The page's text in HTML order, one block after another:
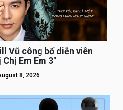
Vũ công bố diễn viên
Em Em 3″
8, 2026